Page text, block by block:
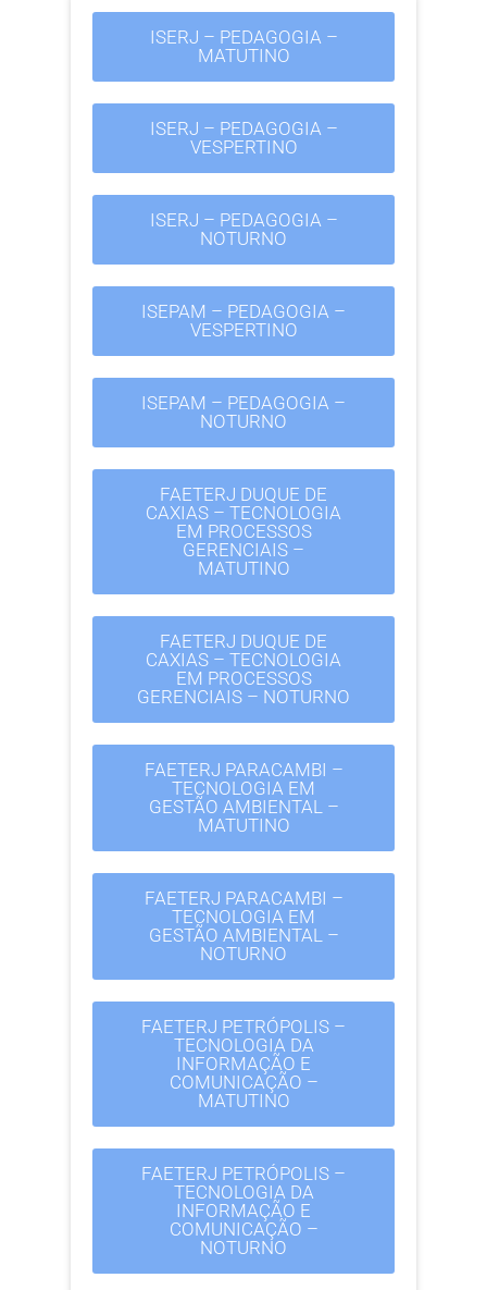
ISERJ – PEDAGOGIA –
MATUTINO
ISERJ – PEDAGOGIA –
VESPERTINO
ISERJ – PEDAGOGIA –
NOTURNO
ISEPAM – PEDAGOGIA –
VESPERTINO
ISEPAM – PEDAGOGIA –
NOTURNO
FAETERJ DUQUE DE
CAXIAS – TECNOLOGIA
EM PROCESSOS
GERENCIAIS –
MATUTINO
FAETERJ DUQUE DE
CAXIAS – TECNOLOGIA
EM PROCESSOS
GERENCIAIS – NOTURNO
FAETERJ PARACAMBI –
TECNOLOGIA EM
GESTÃO AMBIENTAL –
MATUTINO
FAETERJ PARACAMBI –
TECNOLOGIA EM
GESTÃO AMBIENTAL –
NOTURNO
FAETERJ PETRÓPOLIS –
TECNOLOGIA DA
INFORMAÇÃO E
COMUNICAÇÃO –
MATUTINO
FAETERJ PETRÓPOLIS –
TECNOLOGIA DA
INFORMAÇÃO E
COMUNICAÇÃO –
NOTURNO